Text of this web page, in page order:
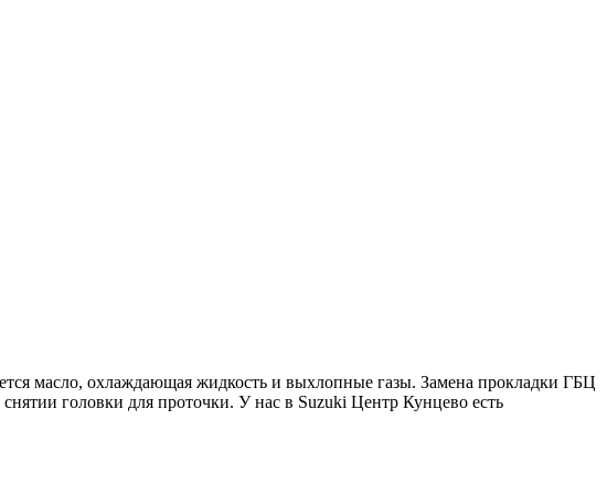
масло, охлаждающая жидкость и выхлопные газы. Замена прокладки ГБЦ
головки для проточки. У нас в Suzuki Центр Кунцево есть